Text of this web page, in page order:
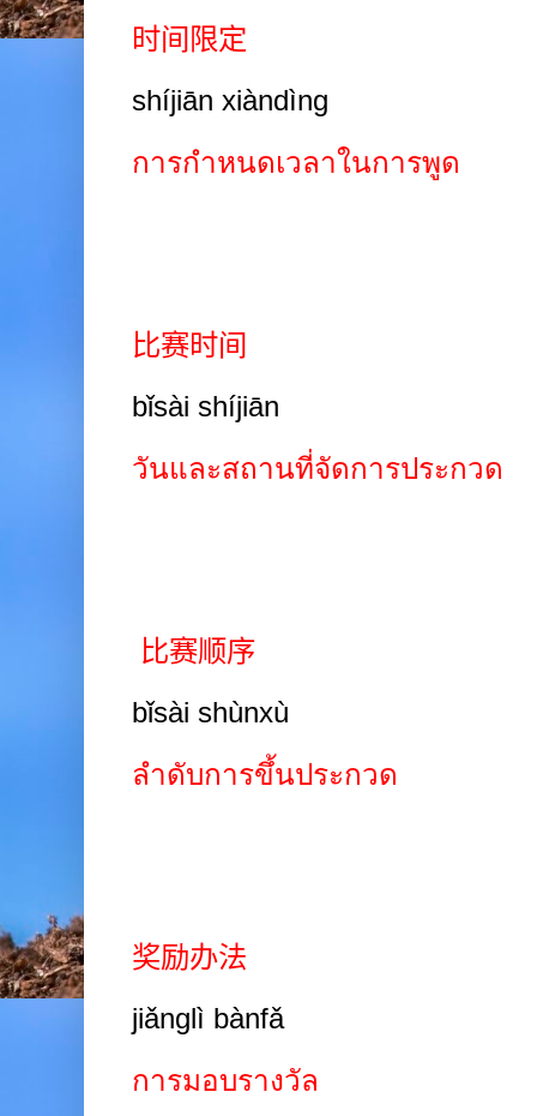
时间限定
shíjiān xiàndìng
การกำหนดเวลาในการพูด
比赛时间
bǐsài shíjiān
วันและสถานที่จัดการประกวด
比赛顺序
bǐsài shùnxù
ลำดับการขึ้นประกวด
奖励办法
jiǎnglì bànfǎ
การมอบรางวัล